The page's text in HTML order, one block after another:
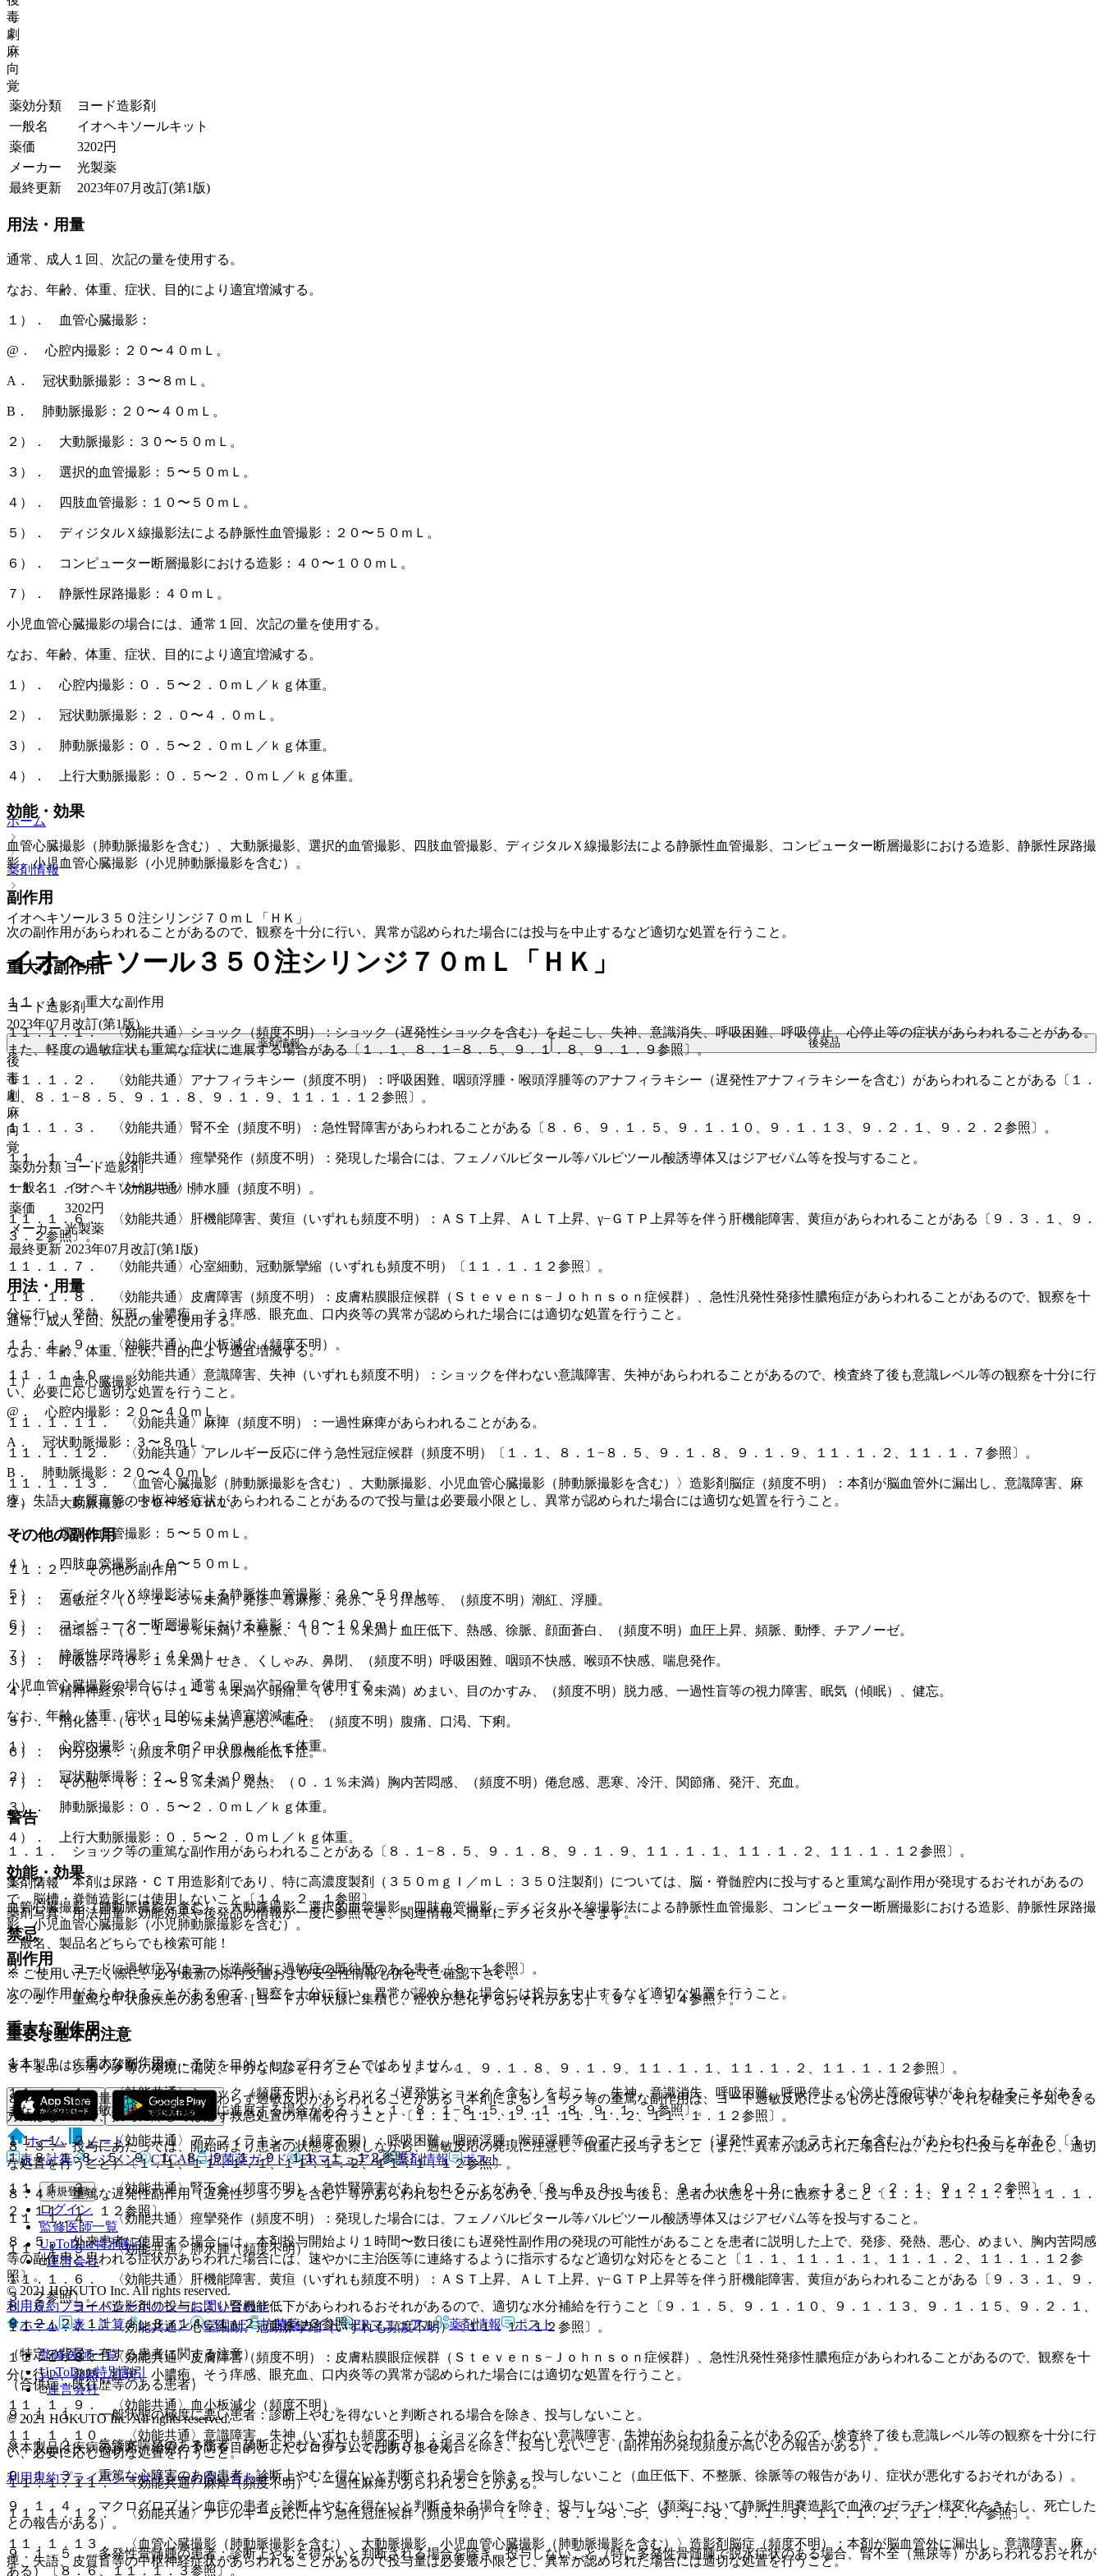
毒
劇
麻
向
覚
薬効分類
ヨード造影剤
一般名
イオヘキソールキット
薬価
3202円
メーカー
光製薬
最終更新
2023年07月改訂(第1版)
用法・用量
通常、成人１回、次記の量を使用する。
なお、年齢、体重、症状、目的により適宜増減する。
１）． 血管心臓撮影：
@． 心腔内撮影：２０〜４０ｍＬ。
A． 冠状動脈撮影：３〜８ｍＬ。
B． 肺動脈撮影：２０〜４０ｍＬ。
２）． 大動脈撮影：３０〜５０ｍＬ。
３）． 選択的血管撮影：５〜５０ｍＬ。
４）． 四肢血管撮影：１０〜５０ｍＬ。
５）． ディジタルＸ線撮影法による静脈性血管撮影：２０〜５０ｍＬ。
６）． コンピューター断層撮影における造影：４０〜１００ｍＬ。
７）． 静脈性尿路撮影：４０ｍＬ。
小児血管心臓撮影の場合には、通常１回、次記の量を使用する。
なお、年齢、体重、症状、目的により適宜増減する。
１）． 心腔内撮影：０．５〜２．０ｍＬ／ｋｇ体重。
２）． 冠状動脈撮影：２．０〜４．０ｍＬ。
３）． 肺動脈撮影：０．５〜２．０ｍＬ／ｋｇ体重。
４）． 上行大動脈撮影：０．５〜２．０ｍＬ／ｋｇ体重。
効能・効果
血管心臓撮影（肺動脈撮影を含む）、大動脈撮影、選択的血管撮影、四肢血管撮影、ディジタルＸ線撮影法による静脈性血管撮影、コンピューター断層撮影における造影、静脈性尿路撮
影、小児血管心臓撮影（小児肺動脈撮影を含む）。
副作用
次の副作用があらわれることがあるので、観察を十分に行い、異常が認められた場合には投与を中止するなど適切な処置を行うこと。
重大な副作用
１１．１． 重大な副作用
１１．１．１． 〈効能共通〉ショック（頻度不明）：ショック（遅発性ショックを含む）を起こし、失神、意識消失、呼吸困難、呼吸停止、心停止等の症状があらわれることがある。
また、軽度の過敏症状も重篤な症状に進展する場合がある〔１．１、８．１−８．５、９．１．８、９．１．９参照〕。
１１．１．２． 〈効能共通〉アナフィラキシー（頻度不明）：呼吸困難、咽頭浮腫・喉頭浮腫等のアナフィラキシー（遅発性アナフィラキシーを含む）があらわれることがある〔１．
１、８．１−８．５、９．１．８、９．１．９、１１．１．１２参照〕。
１１．１．３． 〈効能共通〉腎不全（頻度不明）：急性腎障害があらわれることがある〔８．６、９．１．５、９．１．１０、９．１．１３、９．２．１、９．２．２参照〕。
１１．１．４． 〈効能共通〉痙攣発作（頻度不明）：発現した場合には、フェノバルビタール等バルビツール酸誘導体又はジアゼパム等を投与すること。
１１．１．５． 〈効能共通〉肺水腫（頻度不明）。
１１．１．６． 〈効能共通〉肝機能障害、黄疸（いずれも頻度不明）：ＡＳＴ上昇、ＡＬＴ上昇、γ−ＧＴＰ上昇等を伴う肝機能障害、黄疸があらわれることがある〔９．３．１、９．
３．２参照〕。
１１．１．７． 〈効能共通〉心室細動、冠動脈攣縮（いずれも頻度不明）〔１１．１．１２参照〕。
１１．１．８． 〈効能共通〉皮膚障害（頻度不明）：皮膚粘膜眼症候群（Ｓｔｅｖｅｎｓ−Ｊｏｈｎｓｏｎ症候群）、急性汎発性発疹性膿疱症があらわれることがあるので、観察を十
分に行い、発熱、紅斑、小膿疱、そう痒感、眼充血、口内炎等の異常が認められた場合には適切な処置を行うこと。
１１．１．９． 〈効能共通〉血小板減少（頻度不明）。
１１．１．１０． 〈効能共通〉意識障害、失神（いずれも頻度不明）：ショックを伴わない意識障害、失神があらわれることがあるので、検査終了後も意識レベル等の観察を十分に行
い、必要に応じ適切な処置を行うこと。
１１．１．１１． 〈効能共通〉麻痺（頻度不明）：一過性麻痺があらわれることがある。
１１．１．１２． 〈効能共通〉アレルギー反応に伴う急性冠症候群（頻度不明）〔１．１、８．１−８．５、９．１．８、９．１．９、１１．１．２、１１．１．７参照〕。
１１．１．１３． 〈血管心臓撮影（肺動脈撮影を含む）、大動脈撮影、小児血管心臓撮影（肺動脈撮影を含む）〉造影剤脳症（頻度不明）：本剤が脳血管外に漏出し、意識障害、麻
痺、失語、皮質盲等の中枢神経症状があらわれることがあるので投与量は必要最小限とし、異常が認められた場合には適切な処置を行うこと。
その他の副作用
１１．２． その他の副作用
１）． 過敏症：（０．１〜５％未満）発疹、蕁麻疹、発赤、そう痒感等、（頻度不明）潮紅、浮腫。
２）． 循環器：（０．１〜５％未満）不整脈、（０．１％未満）血圧低下、熱感、徐脈、顔面蒼白、（頻度不明）血圧上昇、頻脈、動悸、チアノーゼ。
３）． 呼吸器：（０．１％未満）せき、くしゃみ、鼻閉、（頻度不明）呼吸困難、咽頭不快感、喉頭不快感、喘息発作。
４）． 精神神経系：（０．１〜５％未満）頭痛、（０．１％未満）めまい、目のかすみ、（頻度不明）脱力感、一過性盲等の視力障害、眠気（傾眠）、健忘。
５）． 消化器：（０．１〜５％未満）悪心、嘔吐、（頻度不明）腹痛、口渇、下痢。
６）． 内分泌系：（頻度不明）甲状腺機能低下症。
７）． その他：（０．１〜５％未満）発熱、（０．１％未満）胸内苦悶感、（頻度不明）倦怠感、悪寒、冷汗、関節痛、発汗、充血。
警告
１．１． ショック等の重篤な副作用があらわれることがある〔８．１−８．５、９．１．８、９．１．９、１１．１．１、１１．１．２、１１．１．１２参照〕。
１．２． 本剤は尿路・ＣＴ用造影剤であり、特に高濃度製剤（３５０ｍｇＩ／ｍＬ：３５０注製剤）については、脳・脊髄腔内に投与すると重篤な副作用が発現するおそれがあるの
で、脳槽・脊髄造影には使用しないこと〔１４．２．１参照〕。
禁忌
２．１． ヨードに過敏症又はヨード造影剤に過敏症の既往歴のある患者〔８．１参照〕。
２．２． 重篤な甲状腺疾患のある患者［ヨードが甲状腺に集積し、症状が悪化するおそれがある］〔９．１．１４参照〕。
重要な基本的注意
８．１． ショック等の発現に備え、十分な問診を行うこと〔１．１、２．１、９．１．８、９．１．９、１１．１．１、１１．１．２、１１．１．１２参照〕。
８．２． 投与量と投与方法にかかわらず過敏反応があらわれることがある（本剤によるショック等の重篤な副作用は、ヨード過敏反応によるものとは限らず、それを確実に予知できる
方法はないので、投与に際しては必ず救急処置の準備を行うこと）〔１．１、１１．１．１、１１．１．２、１１．１．１２参照〕。
８．３． 投与にあたっては、開始時より患者の状態を観察しながら、過敏反応の発現に注意し、慎重に投与すること（また、異常が認められた場合には、ただちに投与を中止し、適切
な処置を行うこと）〔１．１、１１．１．１、１１．１．２、１１．１．１２参照〕。
８．４． 重篤な遅発性副作用（遅発性ショックを含む）等があらわれることがあるので、投与中及び投与後も、患者の状態を十分に観察すること〔１．１、１１．１．１、１１．１．
２、１１．１．１２参照〕。
８．５． 外来患者に使用する場合には、本剤投与開始より１時間〜数日後にも遅発性副作用の発現の可能性があることを患者に説明した上で、発疹、発熱、悪心、めまい、胸内苦悶感
等の副作用と思われる症状があらわれた場合には、速やかに主治医等に連絡するように指示するなど適切な対応をとること〔１．１、１１．１．１、１１．１．２、１１．１．１２参
照〕。
８．６． ヨード造影剤の投与により腎機能低下があらわれるおそれがあるので、適切な水分補給を行うこと〔９．１．５、９．１．１０、９．１．１３、９．１．１５、９．２．１、
９．２．２、１１．１．３、１４．１．２、１４．３参照〕。
（特定の背景を有する患者に関する注意）
（合併症・既往歴等のある患者）
９．１．１． 一般状態の極度に悪い患者：診断上やむを得ないと判断される場合を除き、投与しないこと。
９．１．２． 気管支喘息のある患者：診断上やむを得ないと判断される場合を除き、投与しないこと（副作用の発現頻度が高いとの報告がある）。
９．１．３． 重篤な心障害のある患者：診断上やむを得ないと判断される場合を除き、投与しないこと（血圧低下、不整脈、徐脈等の報告があり、症状が悪化するおそれがある）。
９．１．４． マクログロブリン血症の患者：診断上やむを得ないと判断される場合を除き、投与しないこと（類薬において静脈性胆嚢造影で血液のゼラチン様変化をきたし、死亡した
との報告がある）。
９．１．５． 多発性骨髄腫の患者：診断上やむを得ないと判断される場合を除き、投与しないこと（特に多発性骨髄腫で脱水症状のある場合、腎不全（無尿等）があらわれるおそれが
ある）〔８．６、１１．１．３参照〕。
ホーム
薬剤情報
イオヘキソール３５０注シリンジ７０ｍＬ「ＨＫ」
イオヘキソール３５０注シリンジ７０ｍＬ「ＨＫ」
ヨード造影剤
2023年07月改訂(第1版)
薬剤情報 後発品
後
毒
劇
麻
向
覚
薬効分類 ヨード造影剤
一般名
イオヘキソールキット
薬価
3202円
メーカー 光製薬
最終更新 2023年07月改訂(第1版)
用法・用量
通常、成人１回、次記の量を使用する。
なお、年齢、体重、症状、目的により適宜増減する。
１）． 血管心臓撮影：
@． 心腔内撮影：２０〜４０ｍＬ。
A． 冠状動脈撮影：３〜８ｍＬ。
B． 肺動脈撮影：２０〜４０ｍＬ。
２）． 大動脈撮影：３０〜５０ｍＬ。
３）． 選択的血管撮影：５〜５０ｍＬ。
４）． 四肢血管撮影：１０〜５０ｍＬ。
５）． ディジタルＸ線撮影法による静脈性血管撮影：２０〜５０ｍＬ。
６）． コンピューター断層撮影における造影：４０〜１００ｍＬ。
７）． 静脈性尿路撮影：４０ｍＬ。
小児血管心臓撮影の場合には、通常１回、次記の量を使用する。
なお、年齢、体重、症状、目的により適宜増減する。
１）． 心腔内撮影：０．５〜２．０ｍＬ／ｋｇ体重。
２）． 冠状動脈撮影：２．０〜４．０ｍＬ。
３）． 肺動脈撮影：０．５〜２．０ｍＬ／ｋｇ体重。
４）． 上行大動脈撮影：０．５〜２．０ｍＬ／ｋｇ体重。
効能・効果
血管心臓撮影（肺動脈撮影を含む）、大動脈撮影、選択的血管撮影、四肢血管撮影、ディジタルＸ線撮影法による静脈性血管撮影、コンピューター断層撮影における造影、静脈性尿路撮
影、小児血管心臓撮影（小児肺動脈撮影を含む）。
副作用
次の副作用があらわれることがあるので、観察を十分に行い、異常が認められた場合には投与を中止するなど適切な処置を行うこと。
重大な副作用
１１．１． 重大な副作用
１１．１．１． 〈効能共通〉ショック（頻度不明）：ショック（遅発性ショックを含む）を起こし、失神、意識消失、呼吸困難、呼吸停止、心停止等の症状があらわれることがある。
また、軽度の過敏症状も重篤な症状に進展する場合がある〔１．１、８．１−８．５、９．１．８、９．１．９参照〕。
１１．１．２． 〈効能共通〉アナフィラキシー（頻度不明）：呼吸困難、咽頭浮腫・喉頭浮腫等のアナフィラキシー（遅発性アナフィラキシーを含む）があらわれることがある〔１．
１、８．１−８．５、９．１．８、９．１．９、１１．１．１２参照〕。
１１．１．３． 〈効能共通〉腎不全（頻度不明）：急性腎障害があらわれることがある〔８．６、９．１．５、９．１．１０、９．１．１３、９．２．１、９．２．２参照〕。
１１．１．４． 〈効能共通〉痙攣発作（頻度不明）：発現した場合には、フェノバルビタール等バルビツール酸誘導体又はジアゼパム等を投与すること。
１１．１．５． 〈効能共通〉肺水腫（頻度不明）。
１１．１．６． 〈効能共通〉肝機能障害、黄疸（いずれも頻度不明）：ＡＳＴ上昇、ＡＬＴ上昇、γ−ＧＴＰ上昇等を伴う肝機能障害、黄疸があらわれることがある〔９．３．１、９．
３．２参照〕。
１１．１．７． 〈効能共通〉心室細動、冠動脈攣縮（いずれも頻度不明）〔１１．１．１２参照〕。
１１．１．８． 〈効能共通〉皮膚障害（頻度不明）：皮膚粘膜眼症候群（Ｓｔｅｖｅｎｓ−Ｊｏｈｎｓｏｎ症候群）、急性汎発性発疹性膿疱症があらわれることがあるので、観察を十
分に行い、発熱、紅斑、小膿疱、そう痒感、眼充血、口内炎等の異常が認められた場合には適切な処置を行うこと。
１１．１．９． 〈効能共通〉血小板減少（頻度不明）。
１１．１．１０． 〈効能共通〉意識障害、失神（いずれも頻度不明）：ショックを伴わない意識障害、失神があらわれることがあるので、検査終了後も意識レベル等の観察を十分に行
い、必要に応じ適切な処置を行うこと。
１１．１．１１． 〈効能共通〉麻痺（頻度不明）：一過性麻痺があらわれることがある。
１１．１．１２． 〈効能共通〉アレルギー反応に伴う急性冠症候群（頻度不明）〔１．１、８．１−８．５、９．１．８、９．１．９、１１．１．２、１１．１．７参照〕。
１１．１．１３． 〈血管心臓撮影（肺動脈撮影を含む）、大動脈撮影、小児血管心臓撮影（肺動脈撮影を含む）〉造影剤脳症（頻度不明）：本剤が脳血管外に漏出し、意識障害、麻
痺、失語、皮質盲等の中枢神経症状があらわれることがあるので投与量は必要最小限とし、異常が認められた場合には適切な処置を行うこと。
薬剤情報
薬剤写真、用法用量、効能効果や後発品の情報が一度に参照でき、関連情報へ簡単にアクセスができます。
一般名、製品名どちらでも検索可能！
※ ご使用いただく際に、必ず最新の添付文書および安全性情報も併せてご確認下さい。
※本製品は疾病の診断・治療・予防を目的としたプログラムではありません。
ホーム
ノート
表・計算
レジメン CTCAE 抗菌薬ガイド ERマニュアル 薬剤情報 ポスト
新規登録
ログイン
監修医師一覧
UpToDate特別割引
運営会社
© 2021 HOKUTO Inc. All rights reserved.
利用規約プライバシーポリシーお問い合わせ
ホーム
表・計算 レジメン CTCAE 抗菌薬ガイド ERマニュアル 薬剤情報 ポスト
監修医師一覧
UpToDate特別割引
運営会社
© 2021 HOKUTO Inc. All rights reserved.
※本製品は疾病の診断・治療・予防を目的としたプログラムではありません。
利用規約プライバシーポリシーお問い合わせ